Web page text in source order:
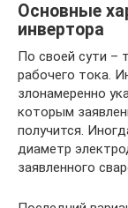
Основные
инвертора
По своей сути –
рабочего тока.
злонамеренно
которым
получится.
диаметр
заявленного